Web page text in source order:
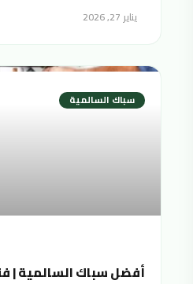
يناير 27, 2026
سباك السالمية
أفضل سباك السالمية |